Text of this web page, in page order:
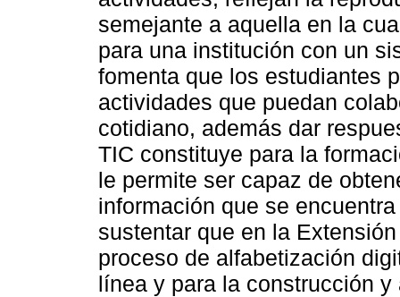
semejante a aquella en la
para una institución con un
fomenta que los estudiantes
actividades que puedan
cotidiano, además dar
TIC constituye para la
le permite ser capaz de
información que se
sustentar que en la
proceso de alfabetización
línea y para la construcción